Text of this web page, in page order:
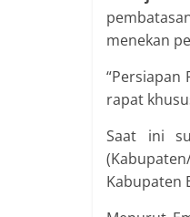
menekan
“Persiapan
rapat
Saat ini
Kabupaten